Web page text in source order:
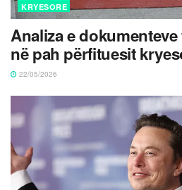
KRYESORE
Analiza e
në pah përfituesit
22/05/2026